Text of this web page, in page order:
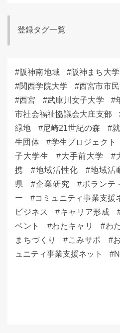
登録タグ一覧
阪神南地域 阪神まち大学
関西学院大学
西宮市市
西宮
武庫川女子大学
市社会福祉協議会大庄支部
緑地
尼崎21世紀の森
生団体
学生プロジェクト
子大学生
大手前大学
携
地域活性化 地域活
県
企業研究 ボランテ
ー
コミュニティ事業支援
ビジネス
キャリア形成
ベント
わたキャリ
わ
まちづくり
こみサポ
ュニティ事業支援ネット